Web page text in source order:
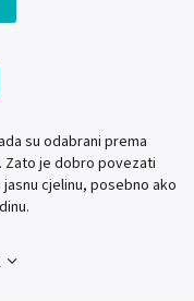
su odabrani prema
Zato je dobro povezati
cjelinu, posebno ako